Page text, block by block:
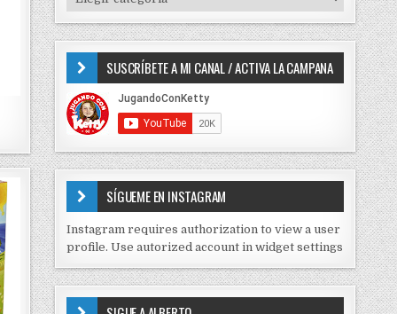
o
r
:
I
P
D
E
C
N
T
I
D
S
E
SUSCRÍBETE A MI CANAL / ACTIVA LA CAMPANA
SÍGUEME EN INSTAGRAM
Instagram requires authorization to view a user
profile. Use autorized account in widget settings